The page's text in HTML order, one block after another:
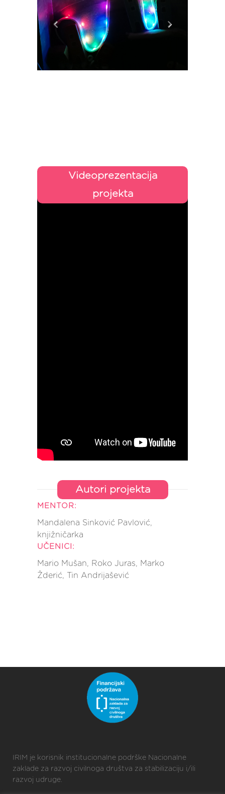
Videoprezentacija
projekta
Autori projekta
MENTOR:
Mandalena Sinković Pavlović,
knjižničarka
UČENICI:
Mario Mušan, Roko Juras, Marko
Žderić, Tin Andrijašević
IRIM je korisnik institucionalne podrške Nacionalne
zaklade za razvoj civilnoga društva za stabilizaciju i/ili
razvoj udruge.